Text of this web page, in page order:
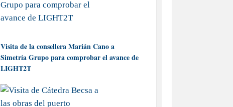
Visita de la consellera Marián Cano a
Simetría Grupo para comprobar el avance de
LIGHT2T